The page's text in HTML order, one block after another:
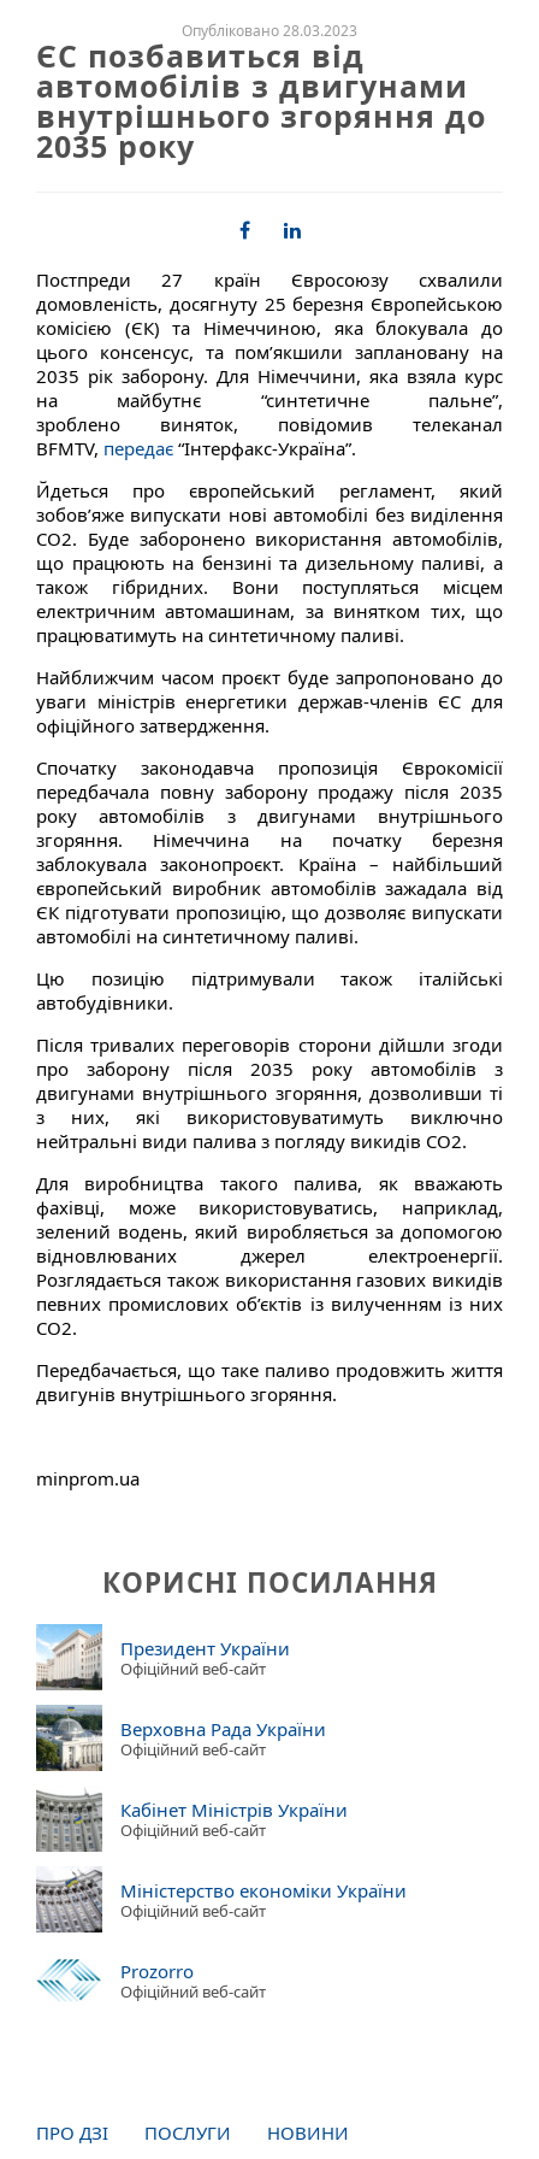
Опубліковано 28.03.2023
ЄС позбавиться від
автомобілів з двигунами
внутрішнього згоряння до
2035 року
Постпреди 27 країн Євросоюзу схвалили
домовленість, досягнуту 25 березня Європейською
комісією (ЄК) та Німеччиною, яка блокувала до
цього консенсус, та пом’якшили заплановану на
2035 рік заборону. Для Німеччини, яка взяла курс
на майбутнє “синтетичне пальне”,
зроблено виняток, повідомив телеканал
BFMTV, передає “Інтерфакс-Україна”.
Йдеться про європейський регламент, який
зобов’яже випускати нові автомобілі без виділення
CO2. Буде заборонено використання автомобілів,
що працюють на бензині та дизельному паливі, а
також гібридних. Вони поступляться місцем
електричним автомашинам, за винятком тих, що
працюватимуть на синтетичному паливі.
Найближчим часом проєкт буде запропоновано до
уваги міністрів енергетики держав-членів ЄС для
офіційного затвердження.
Спочатку законодавча пропозиція Єврокомісії
передбачала повну заборону продажу після 2035
року автомобілів з двигунами внутрішнього
згоряння. Німеччина на початку березня
заблокувала законопроєкт. Країна – найбільший
європейський виробник автомобілів зажадала від
ЄК підготувати пропозицію, що дозволяє випускати
автомобілі на синтетичному паливі.
Цю позицію підтримували також італійські
автобудівники.
Після тривалих переговорів сторони дійшли згоди
про заборону після 2035 року автомобілів з
двигунами внутрішнього згоряння, дозволивши ті
з них, які використовуватимуть виключно
нейтральні види палива з погляду викидів CO2.
Для виробництва такого палива, як вважають
фахівці, може використовуватись, наприклад,
зелений водень, який виробляється за допомогою
відновлюваних джерел електроенергії.
Розглядається також використання газових викидів
певних промислових об’єктів із вилученням із них
CO2.
Передбачається, що таке паливо продовжить життя
двигунів внутрішнього згоряння.
minprom.ua
КОРИСНІ ПОСИЛАННЯ
Президент України
Офіційний веб-сайт
Верховна Рада України
Офіційний веб-сайт
Кабінет Міністрів України
Офіційний веб-сайт
Міністерство економіки України
Офіційний веб-сайт
Prozorro
Офіційний веб-сайт
ПРО ДЗІ ПОСЛУГИ НОВИНИ